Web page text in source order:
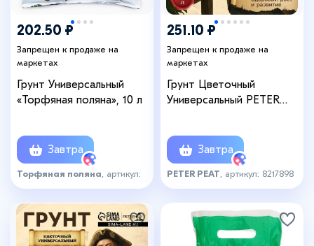
202.50 ₽
Запрещен к продаже на
маркетах
Грунт Универсальный
«Торфяная поляна», 10 л
Завтра
Торфяная поляна , артикул:
4592769
251.10 ₽
Запрещен к продаже на
маркетах
Грунт Цветочный
Универсальный PETER
Завтра
PETER PEAT , артикул: 8217898